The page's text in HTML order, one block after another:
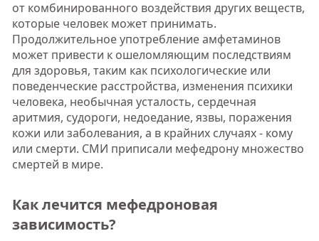
от комбинированного воздействия других веществ,
которые человек может принимать.
Продолжительное употребление амфетаминов
может привести к ошеломляющим последствиям
для здоровья, таким как психологические или
поведенческие расстройства, изменения психики
человека, необычная усталость, сердечная
аритмия, судороги, недоедание, язвы, поражения
кожи или заболевания, а в крайних случаях - кому
или смерти. СМИ приписали мефедрону множество
смертей в мире.
Как лечится мефедроновая
зависимость?​